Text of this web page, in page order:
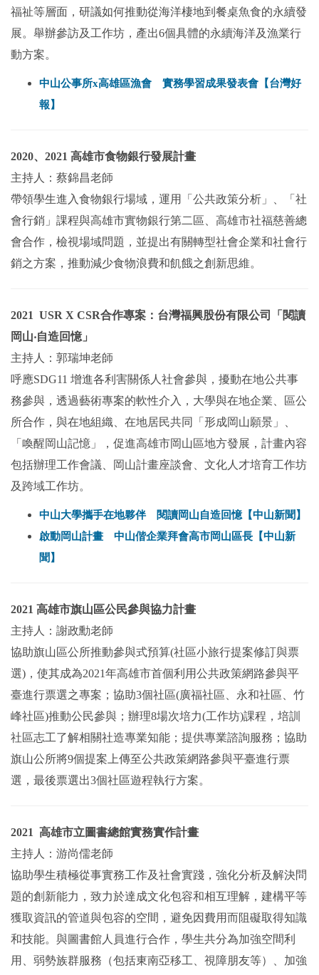
福祉等層面，研議如何推動從海洋棲地到餐桌魚食的永續發
展。舉辦參訪及工作坊，產出6個具體的永續海洋及漁業行
動方案。
中山公事所x高雄區漁會 實務學習成果發表會 【台灣好
報】
2020、2021 高雄市食物銀行發展計畫
主持人：蔡錦昌老師
帶領學生進入食物銀行場域，運用「公共政策分析」、「社
會行銷」課程與高雄市實物銀行第二區、 高雄市社福慈善總
會合作，檢視場域問題，並提出有關轉型社會企業和社會行
銷之方案， 推動減少食物浪費和飢餓之創新思維。
2021 USR X CSR合作專案：台灣福興股份有限公司「閱讀
岡山‧自造回憶」
主持人： 郭瑞坤老師
呼應SDG11 增進各利害關係人社會參與，擾動在地公共事
務參與，透過藝術專案的軟性介入，大學與在地企業、區公
所合作，與在地組織、在地居民共同「形成岡山願景」、
「喚醒岡山記憶」，促進高雄市岡山區地方發展，計畫內容
包括辦理工作會議、岡山計畫座談會、文化人才培育工作坊
及跨域工作坊。
中山大學攜手在地夥伴 閱讀岡山自造回憶【中山新聞】
啟動岡山計畫 中山偕企業拜會高市岡山區長【中山新
聞】
2021 高雄市旗山區公民參與協力計畫
主持人：謝政勳老師
協助旗山區公所推動參與式預算(社區小旅行提案修訂與票
選)，使其成為2021年高雄市首個利用公共政策網路參與平
臺進行票選之專案；協助3個社區(廣福社區、永和社區、竹
峰社區)推動公民參與；辦理8場次培力(工作坊)課程，培訓
社區志工了解相關社造專業知能；提供專業諮詢服務；協助
旗山公所將9個提案上傳至公共政策網路參與平臺進行票
選，最後票選出3個社區遊程執行方案。
2021 高雄市立圖書總館實務實作計畫
主持人：游尚儒老師
協助學生積極從事實務工作及社會實踐，強化分析及解決問
題的創新能力，致力於達成文化包容和相互理解，建構平等
獲取資訊的管道與包容的空間，避免因費用而阻礙取得知識
和技能。與圖書館人員進行合作，學生共分為加強空間利
用、弱勢族群服務（包括東南亞移工、視障朋友等）、加強